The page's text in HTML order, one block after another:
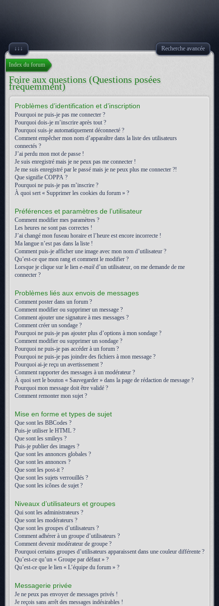
↓↓↓ Recherche avancée
Index du forum
Foire aux questions (Questions posées
fréquemment)
Problèmes d’identification et d’inscription
Pourquoi ne puis-je pas me connecter ?
Pourquoi dois-je m’inscrire après tout ?
Pourquoi suis-je automatiquement déconnecté ?
Comment empêcher mon nom d’apparaître dans la liste des utilisateurs
connectés ?
J’ai perdu mon mot de passe !
Je suis enregistré mais je ne peux pas me connecter !
Je me suis enregistré par le passé mais je ne peux plus me connecter ?!
Que signifie COPPA ?
Pourquoi ne puis-je pas m’inscrire ?
À quoi sert « Supprimer les cookies du forum » ?
Préférences et paramètres de l’utilisateur
Comment modifier mes paramètres ?
Les heures ne sont pas correctes !
J’ai changé mon fuseau horaire et l’heure est encore incorrecte !
Ma langue n’est pas dans la liste !
Comment puis-je afficher une image avec mon nom d’utilisateur ?
Qu’est-ce que mon rang et comment le modifier ?
Lorsque je clique sur le lien e-mail d’un utilisateur, on me demande de me
connecter ?
Problèmes liés aux envois de messages
Comment poster dans un forum ?
Comment modifier ou supprimer un message ?
Comment ajouter une signature à mes messages ?
Comment créer un sondage ?
Pourquoi ne puis-je pas ajouter plus d’options à mon sondage ?
Comment modifier ou supprimer un sondage ?
Pourquoi ne puis-je pas accéder à un forum ?
Pourquoi ne puis-je pas joindre des fichiers à mon message ?
Pourquoi ai-je reçu un avertissement ?
Comment rapporter des messages à un modérateur ?
À quoi sert le bouton « Sauvegarder » dans la page de rédaction de message ?
Pourquoi mon message doit être validé ?
Comment remonter mon sujet ?
Mise en forme et types de sujet
Que sont les BBCodes ?
Puis-je utiliser le HTML ?
Que sont les smileys ?
Puis-je publier des images ?
Que sont les annonces globales ?
Que sont les annonces ?
Que sont les post-it ?
Que sont les sujets verrouillés ?
Que sont les icônes de sujet ?
Niveaux d’utilisateurs et groupes
Qui sont les administrateurs ?
Que sont les modérateurs ?
Que sont les groupes d’utilisateurs ?
Comment adhérer à un groupe d’utilisateurs ?
Comment devenir modérateur de groupe ?
Pourquoi certains groupes d’utilisateurs apparaissent dans une couleur différente ?
Qu’est-ce qu’un « Groupe par défaut » ?
Qu’est-ce que le lien « L’équipe du forum » ?
Messagerie privée
Je ne peux pas envoyer de messages privés !
Je reçois sans arrêt des messages indésirables !